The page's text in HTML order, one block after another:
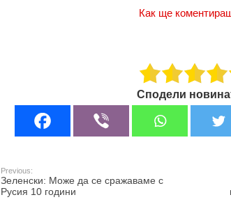
Как ще
Сподели
Previous:
Зеленски: Може да се сражаваме с
Русия 10 години